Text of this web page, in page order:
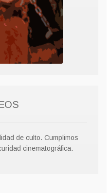
de culto. Cumplimos
cinematográfica.